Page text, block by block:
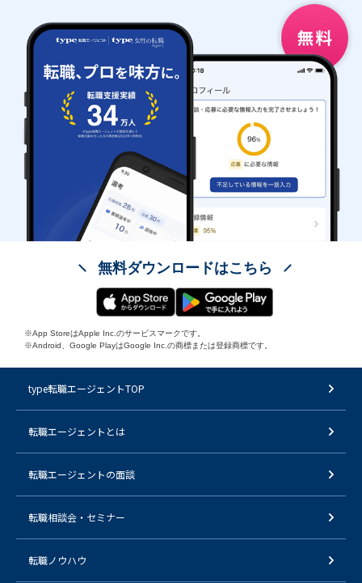
無料ダウンロードはこちら
※App StoreはApple Inc.のサービスマークです。
※Android、Google PlayはGoogle Inc.の商標または登録商標です。
type転職エージェントTOP
転職エージェントとは
転職エージェントの面談
転職相談会・セミナー
転職ノウハウ